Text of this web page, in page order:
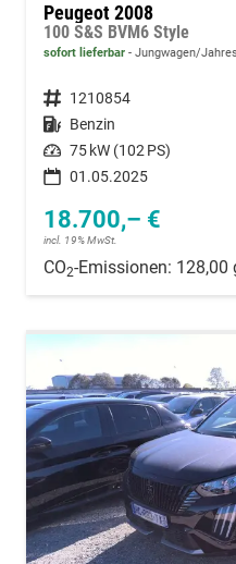
Peugeot 2008
100 S&S BVM6 Style
sofort lieferbar Jungwagen/
Fahrzeugnummer 1210854
Kraftstoff Benzin
Leistung 75 kW (102 PS)
01.05.2025
18.700,– €
incl. 19% MwSt.
CO2-Emissionen: 128,00